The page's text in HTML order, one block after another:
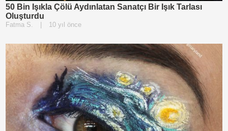
50 Bin Işıkla Çölü Aydınlatan Sanatçı Bir Işık Tarlası
Oluşturdu
Fatma S. | 10 yıl önce